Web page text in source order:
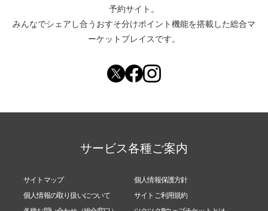
予約サイト。
みんなでシェアし合う おすそ分けポイント機能を搭載した総合マ
ーケットプレイスです。
サービス各種ご案内
サイトマップ
個人情報保護方針
個人情報の取り扱いについて
サイトご利用規約